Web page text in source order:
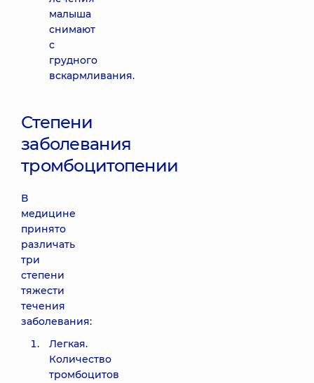
малыша
снимают
с
грудного
вскармливания.
Степени
заболевания
тромбоцитопении
В
медицине
принято
различать
три
степени
тяжести
течения
заболевания:
Легкая.
Количество
тромбоцитов